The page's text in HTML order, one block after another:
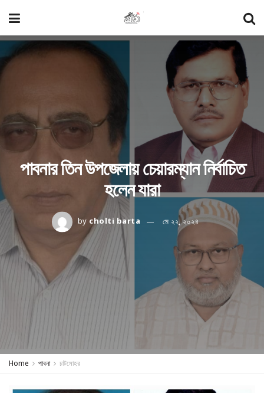
পাবনার তিন উপজেলায় চেয়ারম্যান নির্বাচিত
হলেন যারা
by cholti barta মে ২২, ২০২৪
Home পাবনা চাটমোহর